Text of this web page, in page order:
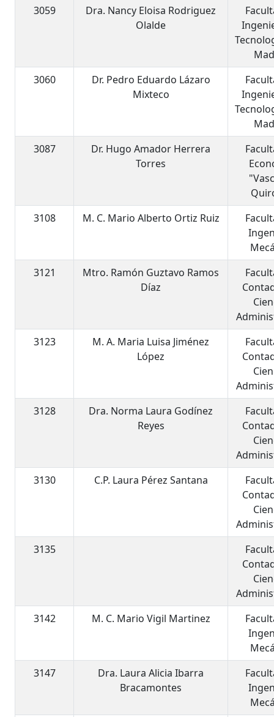
3059
Dra. Nancy Eloisa Rodriguez
Olalde
3060
Dr. Pedro Eduardo Lázaro
Mixteco
3087
Dr. Hugo Amador Herrera
Torres
3108
M. C. Mario Alberto Ortiz Ruiz
3121
Mtro. Ramón Guztavo Ramos
Díaz
3123
M. A. Maria Luisa Jiménez
López
3128
Dra. Norma Laura Godínez
Reyes
3130
C.P. Laura Pérez Santana
3135
3142
M. C. Mario Vigil Martinez
3147
Dra. Laura Alicia Ibarra
Bracamontes